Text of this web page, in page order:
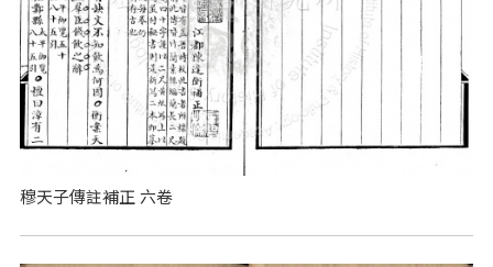
穆天子傳註補正 六卷